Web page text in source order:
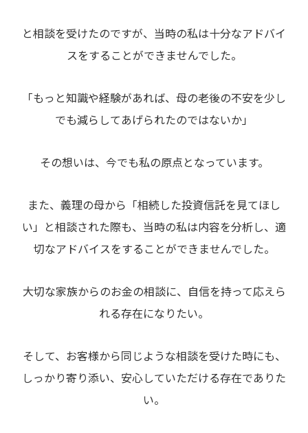
と相談を受けたのですが、当時の私は十分なアドバイ
スをすることができませんでした。
「もっと知識や経験があれば、母の老後の不安を少し
でも減らしてあげられたのではないか」
その想いは、今でも私の原点となっています。
また、義理の母から「相続した投資信託を見てほし
い」と相談された際も、当時の私は内容を分析し、適
切なアドバイスをすることができませんでした。
大切な家族からのお金の相談に、自信を持って応えら
れる存在になりたい。
そして、お客様から同じような相談を受けた時にも、
しっかり寄り添い、安心していただける存在でありた
い。